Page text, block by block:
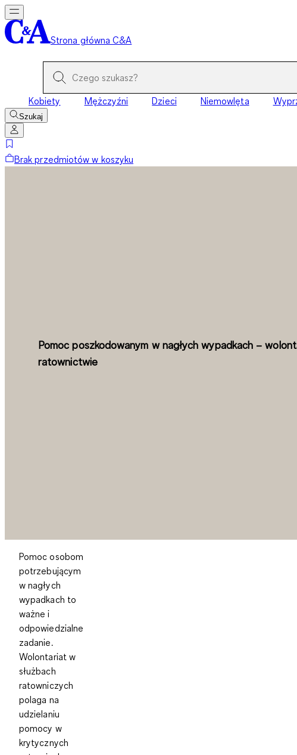
Strona główna C&A
Kobiety Mężczyźni Dzieci Niemowlęta
Szukaj
Brak przedmiotów w koszyku
Pomoc poszkodowanym w nagłych wypadkach –
ratownictwie
Pomoc osobom
potrzebującym
w nagłych
wypadkach to
ważne i
odpowiedzialne
zadanie.
Wolontariat w
służbach
ratowniczych
polaga na
udzielaniu
pomocy w
krytycznych